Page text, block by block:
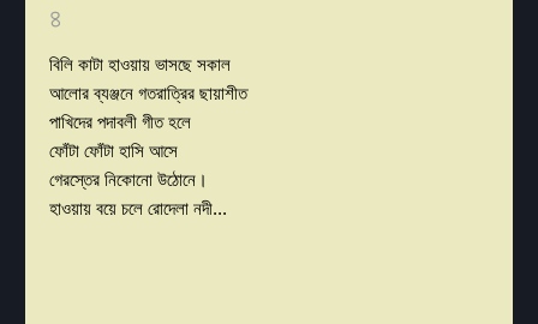
৪
বিলি কাটা হাওয়ায় ভাসছে সকাল
আলোর ব্যঞ্জনে গতরাত্রির ছায়াশীত
পাখিদের পদাবলী গীত হলে
ফোঁটা ফোঁটা হাসি আসে
গেরস্তের নিকোনো উঠোনে।
হাওয়ায় বয়ে চলে রোদেলা নদী...